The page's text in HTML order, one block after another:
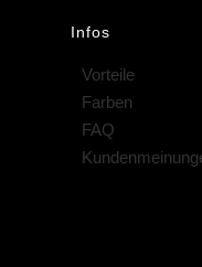
Infos
Vorteile
Farben
FAQ